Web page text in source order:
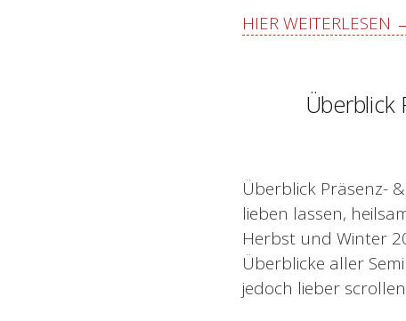
HIER WEITERLESEN
Überblick
Überblick Präsenz-
lieben lassen,
Herbst und Winter
Überblicke aller
jedoch lieber